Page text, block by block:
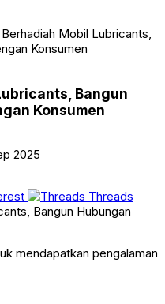
Mobil Lubricants,
Konsumen
Bangun
Konsumen
2025
Threads
mendapatkan pengalaman